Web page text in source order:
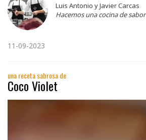
Luis Antonio y Javier Carcas
Hacemos una cocina de sabor
11-09-2023
una receta sabrosa de
Coco Violet